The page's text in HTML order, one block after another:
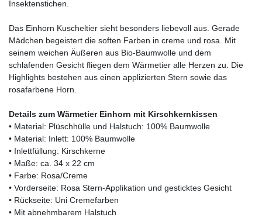
Insektenstichen.
Das Einhorn Kuscheltier sieht besonders liebevoll aus. Gerade
Mädchen begeistert die soften Farben in creme und rosa. Mit
seinem weichen Äußeren aus Bio-Baumwolle und dem
schlafenden Gesicht fliegen dem Wärmetier alle Herzen zu. Die
Highlights bestehen aus einen applizierten Stern sowie das
rosafarbene Horn.
Details zum Wärmetier Einhorn mit Kirschkernkissen
• Material: Plüschhülle und Halstuch: 100% Baumwolle
• Material: Inlett: 100% Baumwolle
• Inlettfüllung: Kirschkerne
• Maße: ca. 34 x 22 cm
• Farbe: Rosa/Creme
• Vorderseite: Rosa Stern-Applikation und gesticktes Gesicht
• Rückseite: Uni Cremefarben
• Mit abnehmbarem Halstuch